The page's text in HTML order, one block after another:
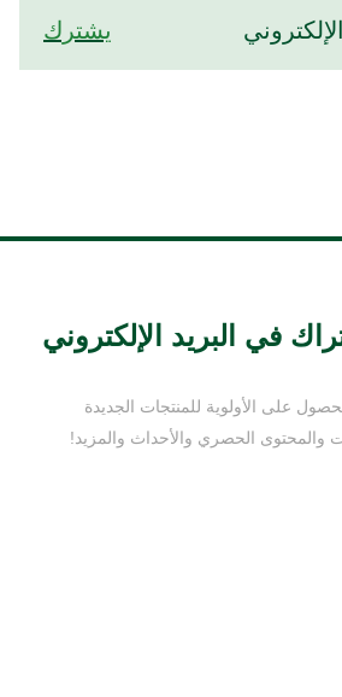
يشترك
في البريد الإلكتروني
على الأولوية للمنتجات الجديدة
والمحتوى الحصري والأحداث والمزيد!